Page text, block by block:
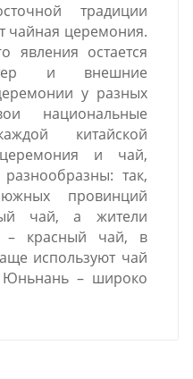
традиции
чайная церемония.
явления остается
и внешние
у разных
национальные
китайской
и чай,
так,
провинций
чай, а жители
– красный чай, в
используют чай
– широко